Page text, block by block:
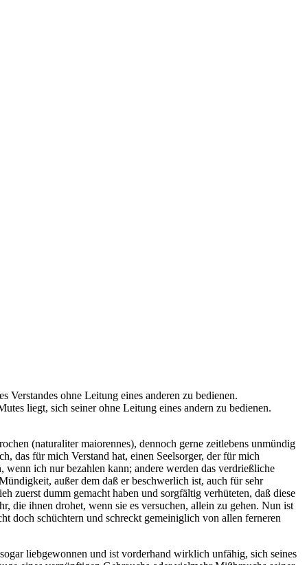
ohne Leitung eines anderen zu bedienen.
liegt, sich seiner ohne Leitung eines andern zu bedienen.
(naturaliter maiorennes), dennoch gerne zeitlebens unmündig
das für mich Verstand hat, einen Seelsorger, der für mich
ich nur bezahlen kann; andere werden das verdrießliche
außer dem daß er beschwerlich ist, auch für sehr
zuerst dumm gemacht haben und sorgfältig verhüteten, daß diese
die ihnen drohet, wenn sie es versuchen, allein zu gehen. Nun ist
doch schüchtern und schreckt gemeiniglich von allen ferneren
liebgewonnen und ist vorderhand wirklich unfähig, sich seines